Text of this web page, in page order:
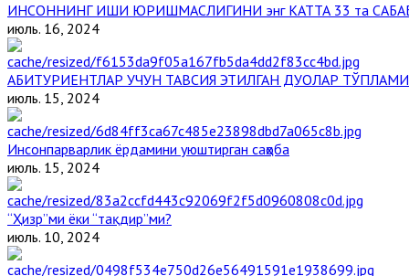
ИНСОННИНГ ИШИ ЮРИШМАСЛИГИНИ энг КАТТА 33 та
июль. 16, 2024
АБИТУРИЕНТЛАР УЧУН ТАВСИЯ ЭТИЛГАН ДУОЛАР ТЎПЛАМИ
июль. 15, 2024
Инсонпарварлик ёрдамини уюштирган саҳоба
июль. 15, 2024
“Ҳизр”ми ёки “тақдир”ми?
июль. 10, 2024